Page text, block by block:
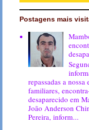
Postagens mais
repassadas a
familiares,
desaparecido em
João Anderson
Pereira, inform...